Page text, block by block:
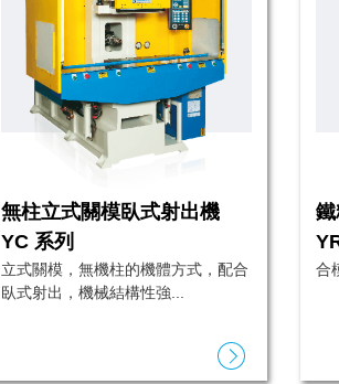
無柱立式關模臥式射出機
YC 系列
立式關模，無機柱的機體方式，配合
臥式射出，機械結構性強...
合